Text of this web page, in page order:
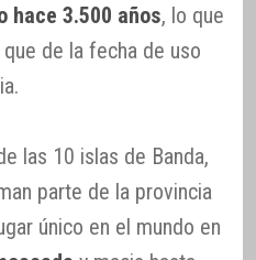
hace 3.500 años, lo que
de la fecha de uso
las 10 islas de Banda,
parte de la provincia
único en el mundo en